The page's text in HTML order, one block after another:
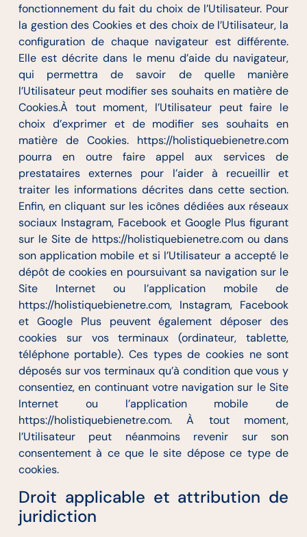
fonctionnement du fait du choix de l’Utilisateur. Pour
la gestion des Cookies et des choix de l’Utilisateur, la
configuration de chaque navigateur est différente.
Elle est décrite dans le menu d’aide du navigateur,
qui permettra de savoir de quelle manière
l’Utilisateur peut modifier ses souhaits en matière de
Cookies.À tout moment, l’Utilisateur peut faire le
choix d’exprimer et de modifier ses souhaits en
matière de Cookies. https://holistiquebienetre.com
pourra en outre faire appel aux services de
prestataires externes pour l’aider à recueillir et
traiter les informations décrites dans cette section.
Enfin, en cliquant sur les icônes dédiées aux réseaux
sociaux Instagram, Facebook et Google Plus figurant
sur le Site de https://holistiquebienetre.com ou dans
son application mobile et si l’Utilisateur a accepté le
dépôt de cookies en poursuivant sa navigation sur le
Site Internet ou l’application mobile de
https://holistiquebienetre.com, Instagram, Facebook
et Google Plus peuvent également déposer des
cookies sur vos terminaux (ordinateur, tablette,
téléphone portable). Ces types de cookies ne sont
déposés sur vos terminaux qu’à condition que vous y
consentiez, en continuant votre navigation sur le Site
Internet ou l’application mobile de
https://holistiquebienetre.com. À tout moment,
l’Utilisateur peut néanmoins revenir sur son
consentement à ce que le site dépose ce type de
cookies.
Droit applicable et attribution de
juridiction